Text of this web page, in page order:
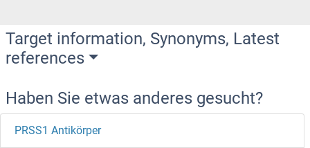
Target information, Synonyms, Latest
references
Haben Sie etwas anderes gesucht?
PRSS1 Antikörper